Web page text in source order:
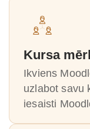
Kursa
Ikviens
uzlabot savu
iesaisti